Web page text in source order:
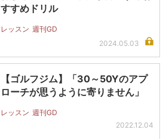
すすめドリル
レッスン 週刊GD
2024.05.03
【ゴルフジム】「30～50Yのアプ
ローチが思うように寄りません」
レッスン 週刊GD
2022.12.04